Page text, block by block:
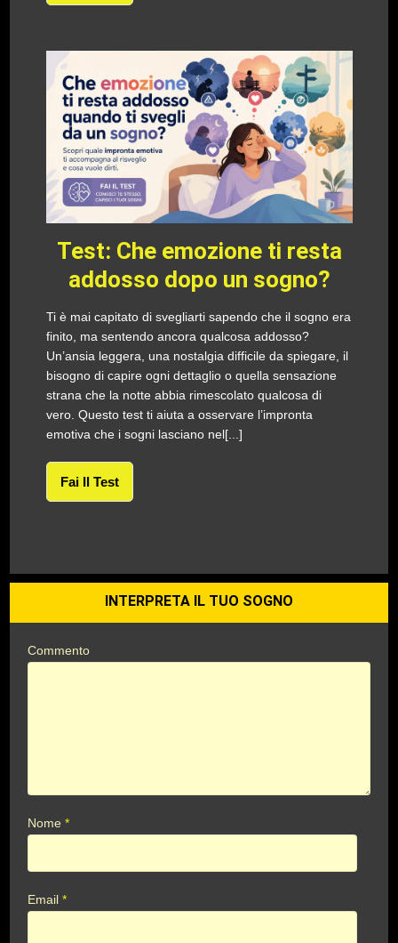
Test: Che emozione ti resta
addosso dopo un sogno?
Ti è mai capitato di svegliarti sapendo che il sogno era
finito, ma sentendo ancora qualcosa addosso?
Un’ansia leggera, una nostalgia difficile da spiegare, il
bisogno di capire ogni dettaglio o quella sensazione
strana che la notte abbia rimescolato qualcosa di
vero. Questo test ti aiuta a osservare l’impronta
emotiva che i sogni lasciano nel[...]
Fai Il Test
INTERPRETA IL TUO SOGNO
Commento
Nome*
Email*